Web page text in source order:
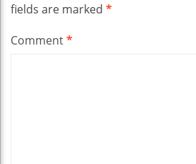
fields are marked *
Comment*